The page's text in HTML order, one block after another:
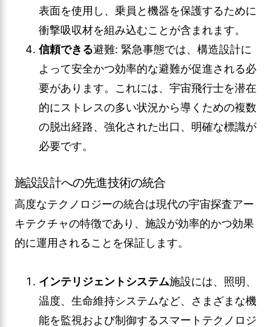
表面を使用し、乗員と機器を保護するために
衝撃吸収材を組み込むことが含まれます。
信頼できる避難: 緊急事態では、構造設計に
よって安全かつ効率的な避難が促進される必
要があります。これには、宇宙飛行士を潜在
的にストレスの多い状況から導くための複数
の脱出経路、強化された出口、明確な標識が
必要です。
施設設計への先進技術の統合
高度なテクノロジーの統合は現代の宇宙探査アー
キテクチャの特徴であり、施設が効率的かつ効果
的に運用されることを保証します。
インテリジェントシステム施設には、照明、
温度、生命維持システムなど、さまざまな機
能を監視および制御するスマートテクノロジ